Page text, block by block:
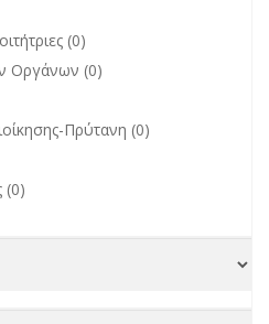
filter
(0)
Οργάνων (0)
Πρύτανη (0)
(0)